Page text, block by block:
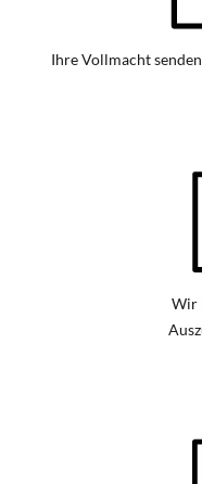
Ihre Vollmacht
Wir